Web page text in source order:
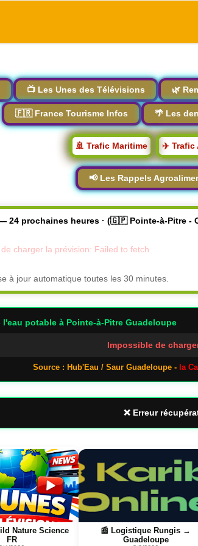
📺 Les Unes des Télévisions 🌿
🇫🇷 France Tourisme Infos 🌴 Les
🚢 Trafic Maritime ✈️ Trafic
📢 Les Rappels
24 prochaines heures · (🇬🇵 Pointe-à-Pitre -
charger la prévision: Failed to fetch
à jour automatique toutes les 30 minutes.
l'eau potable à Pointe-à-Pitre Guadeloupe
Impossible de
Source : Hub'Eau / Saur Guadeloupe - la
❌ Erreur
Rungis →
Page
📰 📺 Une La pétanque des
boulistenautes